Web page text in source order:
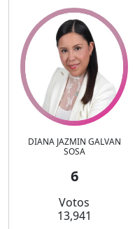
DIANA JAZMIN GALVAN
SOSA
6
Votos
13,941